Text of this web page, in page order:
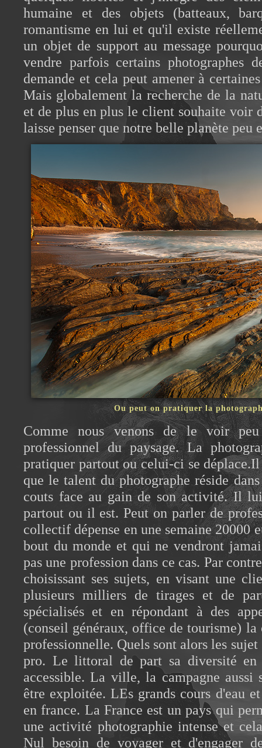
humaine et des objets (batteaux,
romantisme en lui et qu'il existe
un objet de support au message
vendre parfois certains photographes
demande et cela peut amener à
Mais globalement la recherche de la
et de plus en plus le client souhaite voir
laisse penser que notre belle planète peu
Ou peut on pratiquer la
Comme nous venons de le voir
professionnel du paysage. La
pratiquer partout ou celui-ci se
que le talent du photographe réside
couts face au gain de son activité. Il
partout ou il est. Peut on parler de
collectif dépense en une semaine 20000
bout du monde et qui ne vendront
pas une profession dans ce cas. Par
choisissant ses sujets, en visant une
plusieurs milliers de tirages et de
spécialisés et en répondant à des
(conseil généraux, office de tourisme) la
professionnelle. Quels sont alors les
pro. Le littoral de part sa diversité en
accessible. La ville, la campagne aussi
être exploitée. LEs grands cours d'eau
en france. La France est un pays qui
une activité photographie intense et
Nul besoin de voyager et d'engager